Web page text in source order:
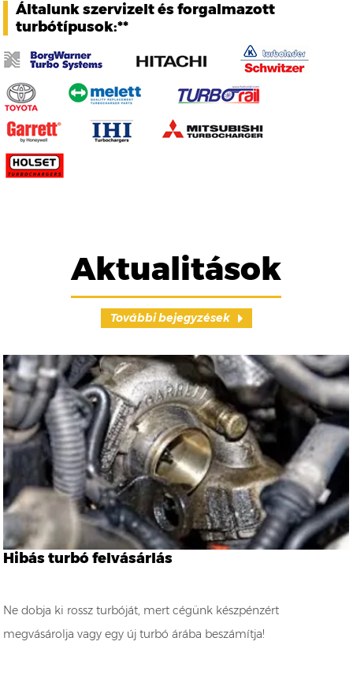
Általunk szervizelt és forgalmazott
turbótípusok:**
Aktualitások
További bejegyzések
Hibás turbó felvásárlás
Ne dobja ki rossz turbóját, mert cégünk készpénzért
megvásárolja vagy egy új turbó árába beszámítja!